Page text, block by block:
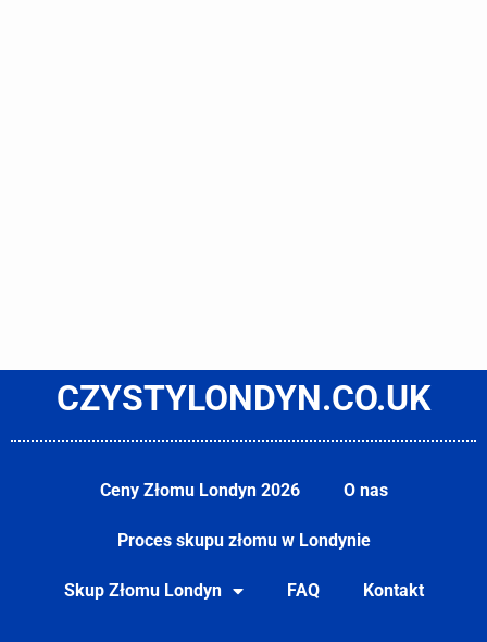
CZYSTYLONDYN.CO.UK
Ceny Złomu Londyn 2026 O nas
Proces skupu złomu w Londynie
Skup Złomu Londyn FAQ Kontakt